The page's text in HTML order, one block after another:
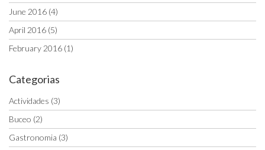
June 2016 (4)
April 2016 (5)
February 2016 (1)
Categorias
Actividades (3)
Buceo (2)
Gastronomia (3)